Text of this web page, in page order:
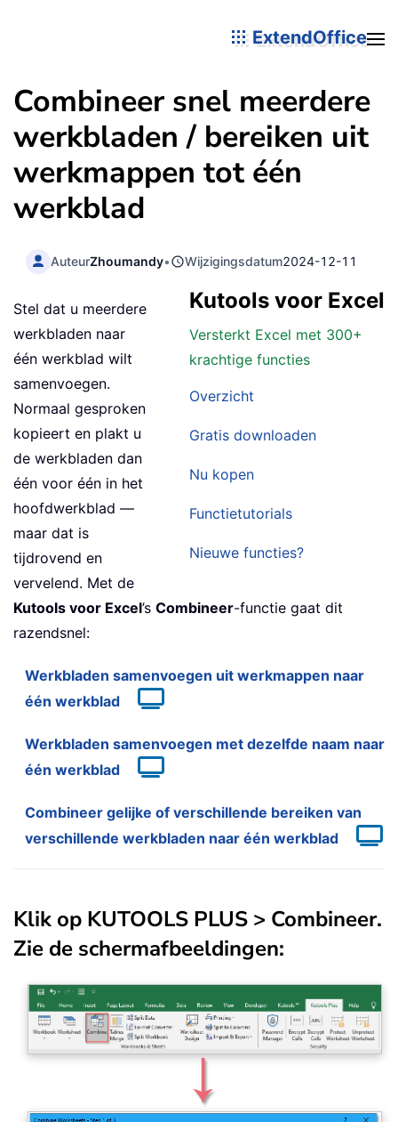
ExtendOffice
Combineer snel meerdere
werkbladen / bereiken uit
werkmappen tot één
werkblad
AuteurZhoumandy• Wijzigingsdatum2024-12-11
Kutools voor Excel
Versterkt Excel met 300+
krachtige functies
Overzicht
Gratis downloaden
Nu kopen
Functietutorials
Nieuwe functies?
Stel dat u meerdere
werkbladen naar
één werkblad wilt
samenvoegen.
Normaal gesproken
kopieert en plakt u
de werkbladen dan
één voor één in het
hoofdwerkblad —
maar dat is
tijdrovend en
vervelend. Met de
Kutools voor Excel’s Combineer-functie gaat dit
razendsnel:
Werkbladen samenvoegen uit werkmappen naar
één werkblad
Werkbladen samenvoegen met dezelfde naam naar
één werkblad
Combineer gelijke of verschillende bereiken van
verschillende werkbladen naar één werkblad
Klik op KUTOOLS PLUS > Combineer.
Zie de schermafbeeldingen: